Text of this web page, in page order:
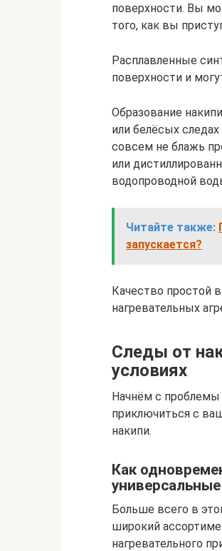
поверхности. Вы
того, как вы
Расплавленные
поверхности и
Образование
или белёсых
совсем не блажь
или
водопроводной
Читайте также:
запускается?
Качество простой
нагревательных
Следы от
условиях
Начнём с проблемы
приключиться с
накипи.
Как
Больше всего в
широкий
нагревательного